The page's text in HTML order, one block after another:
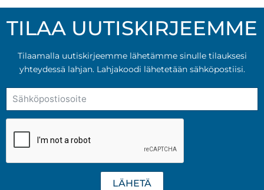
Voit
TILAA UUTISKIRJEEMME
Tilaamalla uutiskirjeemme lähetämme sinulle tilauksesi
yhteydessä lahjan. Lahjakoodi lähetetään sähköpostiisi.
LÄHETÄ